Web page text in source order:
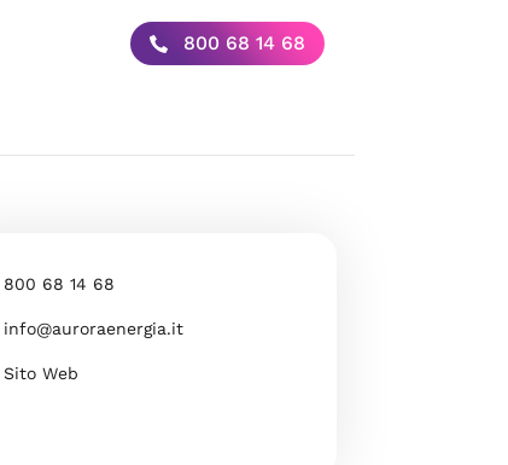
800 68 14 68
800 68 14 68
info@auroraenergia.it
Sito Web